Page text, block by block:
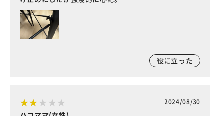
役に立った
2024/08/30